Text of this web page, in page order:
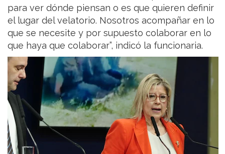
para ver dónde piensan o es que quieren definir
el lugar del velatorio. Nosotros acompañar en lo
que se necesite y por supuesto colaborar en lo
que haya que colaborar”, indicó la funcionaria.